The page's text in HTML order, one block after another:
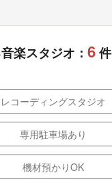
楽スタジオ： 6件
レコーディングスタジオ
専用駐車場あり
機材預かりOK